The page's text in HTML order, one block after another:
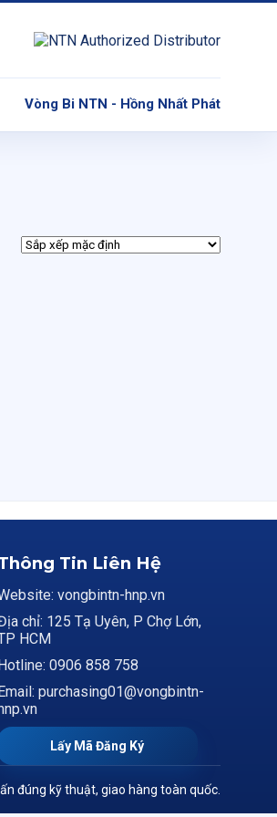
Vòng Bi NTN - Hồng Nhất Phát
Tin Liên Hệ
vongbintn-hnp.vn
chỉ: 125 Tạ Uyên, P Chợ Lớn,
HCM
0906 858 758
purchasing01@vongbintn-
Lấy Mã Đăng Ký
đúng kỹ thuật, giao hàng toàn quốc.